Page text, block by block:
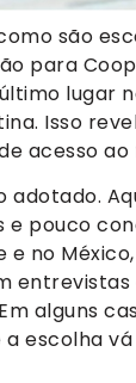
são
para
lugar
Isso
acesso
pouco
e no
alguns
escolha